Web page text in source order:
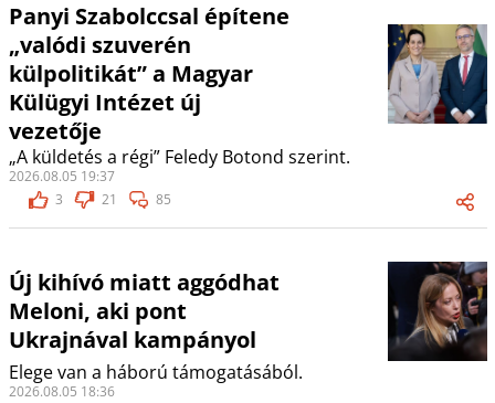
Panyi Szabolccsal építene
„valódi szuverén
külpolitikát” a Magyar
Külügyi Intézet új
vezetője
„A küldetés a régi” Feledy Botond szerint.
2026.08.05 19:37
3
21 85
Új kihívó miatt aggódhat
Meloni, aki pont
Ukrajnával kampányol
Elege van a háború támogatásából.
2026.08.05 18:36